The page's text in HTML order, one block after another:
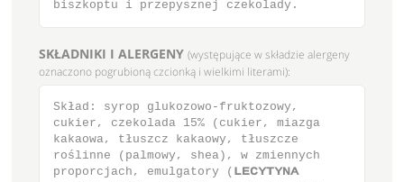
biszkoptu i przepysznej czekolady.
SKŁADNIKI I ALERGENY (występujące w składzie alergeny
oznaczono pogrubioną czcionką i wielkimi literami):
Skład: syrop glukozowo-fruktozowy,
cukier, czekolada 15% (cukier, miazga
kakaowa, tłuszcz kakaowy, tłuszcze
roślinne (palmowy, shea), w zmiennych
proporcjach, emulgatory (ΜΕΓΪΥΪΞΑ